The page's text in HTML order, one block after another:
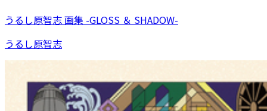
うるし原智志 画集 -GLOSS ＆ SHADOW-
うるし原智志